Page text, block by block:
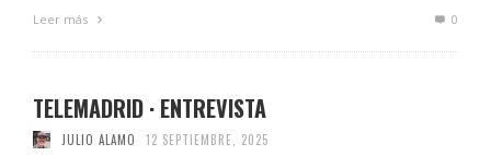
Leer más 0
TELEMADRID · ENTREVISTA
JULIO ALAMO 12 SEPTIEMBRE, 2025